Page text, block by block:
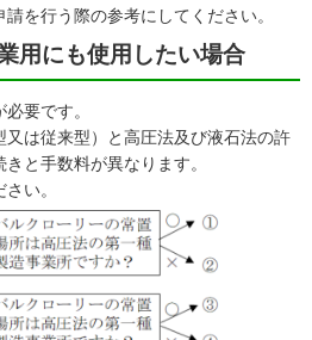
を行う際の参考にしてください。
用にも使用したい場合
要です。
は従来型）と高圧法及び液石法の許
と手数料が異なります。
い。